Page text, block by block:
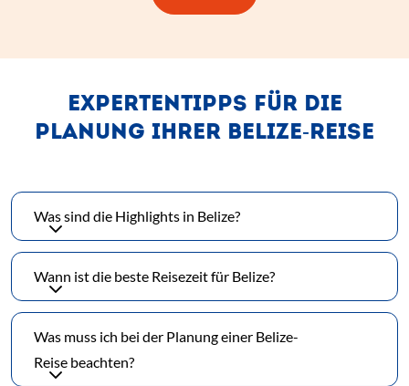
EXPERTENTIPPS FÜR DIE
PLANUNG IHRER BELIZE-REISE
Was sind die Highlights in Belize?
Wann ist die beste Reisezeit für Belize?
Was muss ich bei der Planung einer Belize-
Reise beachten?